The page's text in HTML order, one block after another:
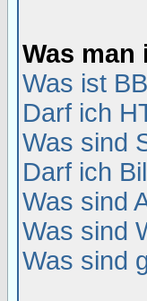
Was
Was ist
Darf ich
Was sind
Darf ich
Was sind
Was sind
Was sind